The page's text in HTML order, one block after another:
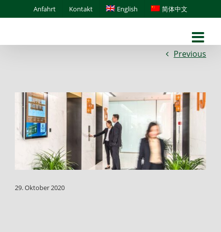
to
Anfahrt Kontakt English 简体中文
Previous
29. Oktober 2020